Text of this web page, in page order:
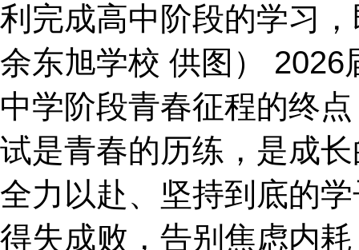
利完成高中阶段的学习
余东旭学校 供图）
中学阶段青春征程的终
试是青春的历练，是成
全力以赴、坚持到底的
得失成败，告别焦虑内